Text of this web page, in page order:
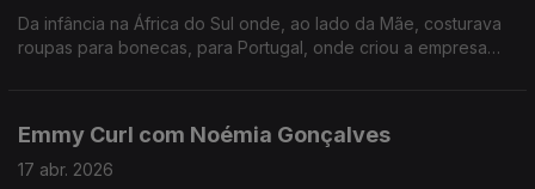
Da infância na África do Sul onde, ao lado da Mãe, costurava
roupas para bonecas, para Portugal, onde criou a empresa
Emmy Curl com Noémia Gonçalves
17 abr. 2026